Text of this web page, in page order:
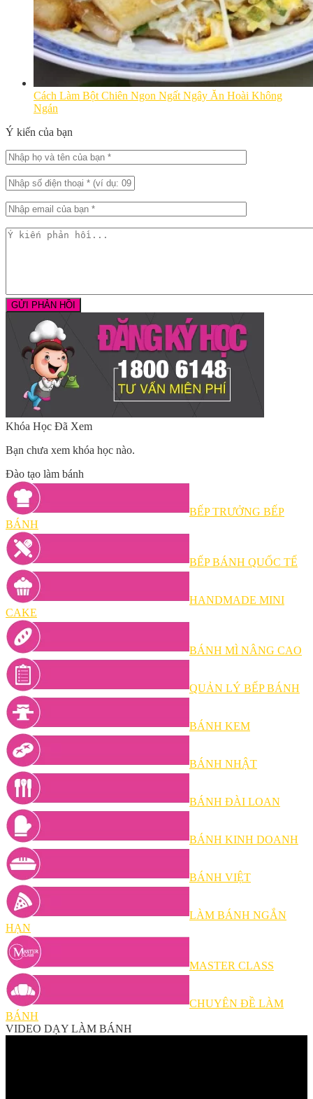
Cách Làm Bột Chiên Ngon Ngất Ngây Ăn Hoài Không
Ngán
Ý kiến của bạn
Khóa Học Đã Xem
Bạn chưa xem khóa học nào.
Đào tạo làm bánh
BẾP TRƯỞNG BẾP
BÁNH
BẾP BÁNH QUỐC TẾ
HANDMADE MINI
CAKE
BÁNH MÌ NÂNG CAO
QUẢN LÝ BẾP BÁNH
BÁNH KEM
BÁNH NHẬT
BÁNH ĐÀI LOAN
BÁNH KINH DOANH
BÁNH VIỆT
LÀM BÁNH NGẮN
HẠN
MASTER CLASS
CHUYÊN ĐỀ LÀM
BÁNH
VIDEO DẠY LÀM BÁNH